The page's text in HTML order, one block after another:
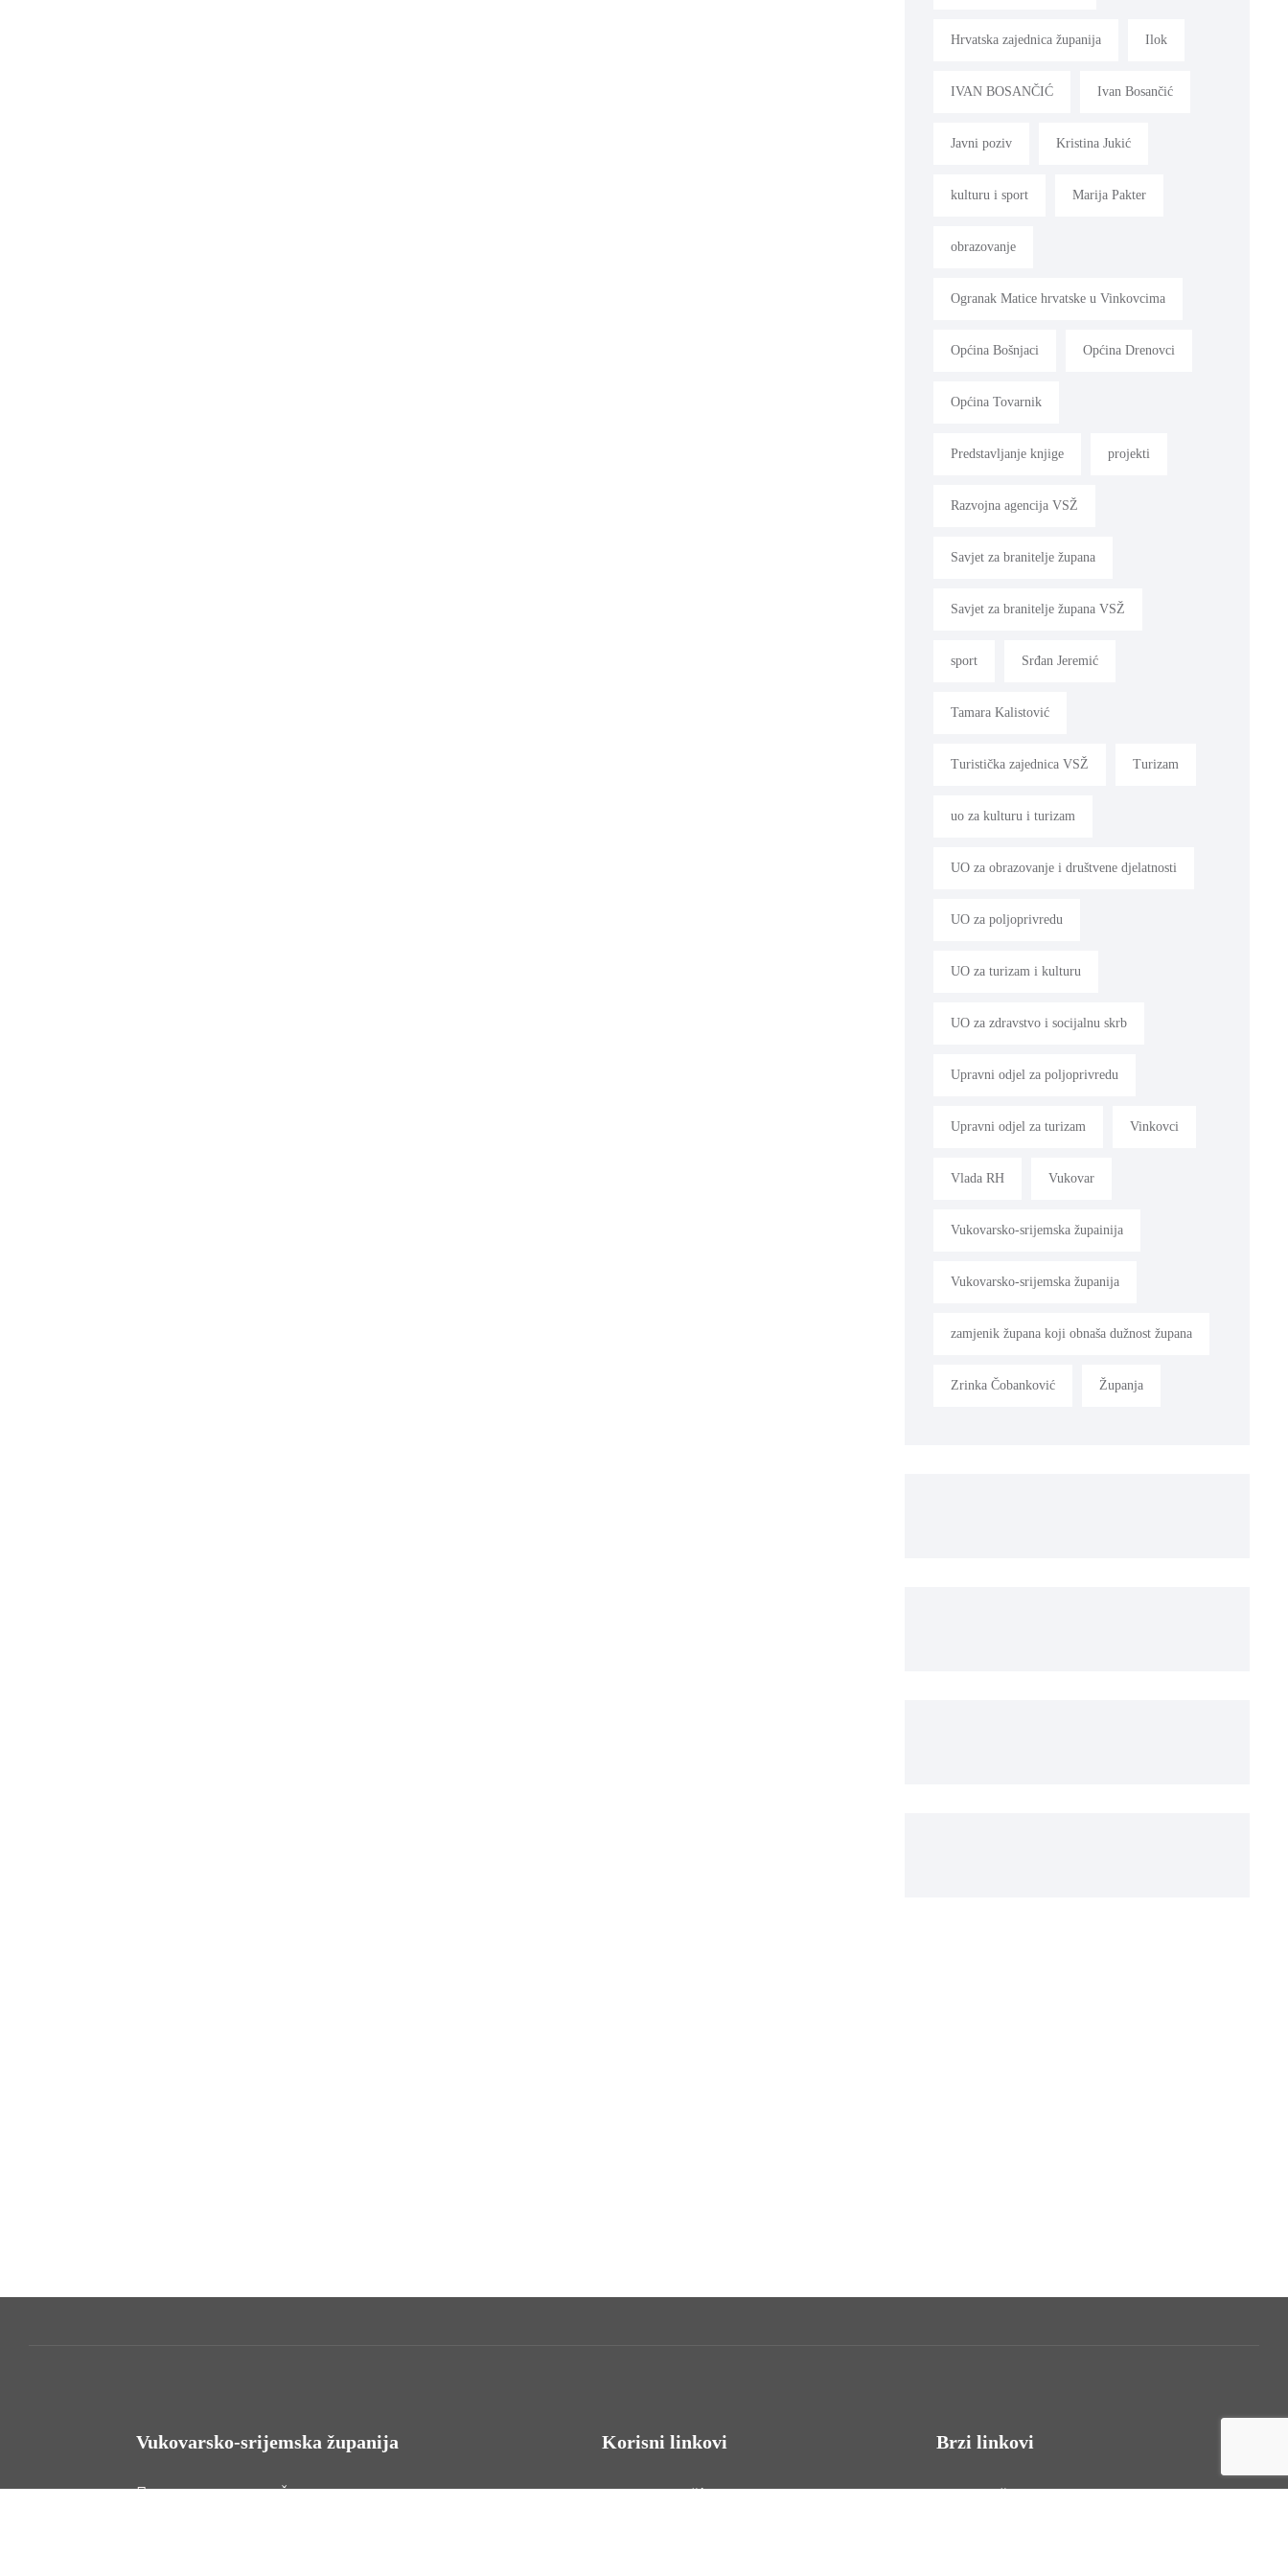
Hrvatska zajednica županija Ilok
IVAN BOSANČIĆ Ivan Bosančić
Javni poziv Kristina Jukić
kulturu i sport Marija Pakter
obrazovanje
Ogranak Matice hrvatske u Vinkovcima
Općina Bošnjaci Općina Drenovci
Općina Tovarnik
Predstavljanje knjige projekti
Razvojna agencija VSŽ
Savjet za branitelje župana
Savjet za branitelje župana VSŽ
sport Srđan Jeremić
Tamara Kalistović
Turistička zajednica VSŽ Turizam
uo za kulturu i turizam
UO za obrazovanje i društvene djelatnosti
UO za poljoprivredu
UO za turizam i kulturu
UO za zdravstvo i socijalnu skrb
Upravni odjel za poljoprivredu
Upravni odjel za turizam Vinkovci
Vlada RH Vukovar
Vukovarsko-srijemska župainija
Vukovarsko-srijemska županija
zamjenik župana koji obnaša dužnost župana
Zrinka Čobanković Županja
Vukovarsko-srijemska županija
HR - 32000 Vukovar, Županijska 9
Korisni linkovi
Odnosi s javnošću
Brzi linkovi
Uvjeti korištenja